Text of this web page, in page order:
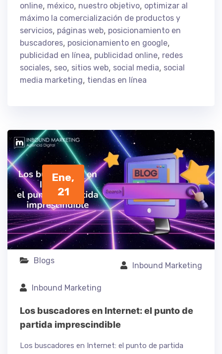
online, méxico, nuestro objetivo, optimizar al
máximo la comercialización de productos y
servicios, páginas web, posicionamiento en
buscadores, posicionamiento en google,
publicidad en línea, publicidad online, redes
sociales, seo, sitios web, social media, social
media marketing, tiendas en línea
Ene,
21
Blogs
Inbound Marketing
Inbound Marketing
Los buscadores en Internet: el punto de
partida imprescindible
Los buscadores en Internet: el punto de partida